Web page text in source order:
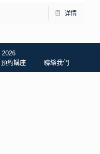
詳情
預約講座 聯絡我們